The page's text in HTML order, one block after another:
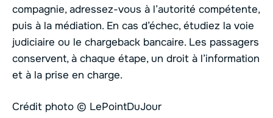
compagnie, adressez-vous à l’autorité compétente,
puis à la médiation. En cas d’échec, étudiez la voie
judiciaire ou le chargeback bancaire. Les passagers
conservent, à chaque étape, un droit à l’information
et à la prise en charge.
Crédit photo © LePointDuJour